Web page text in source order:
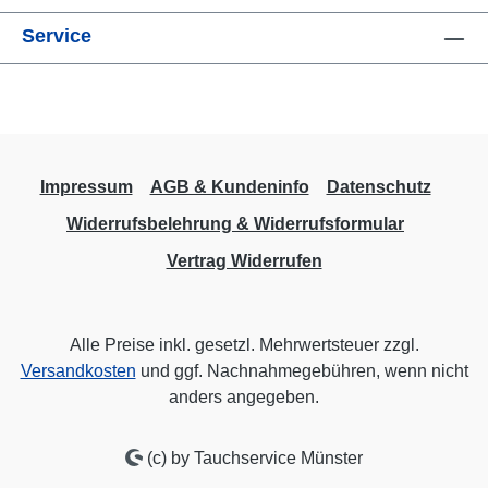
Service
Impressum AGB & Kundeninfo
Datenschutz
Widerrufsbelehrung & Widerrufsformular
Vertrag Widerrufen
Alle Preise inkl. gesetzl. Mehrwertsteuer zzgl.
Versandkosten und ggf. Nachnahmegebühren, wenn nicht
anders angegeben.
(c) by Tauchservice Münster